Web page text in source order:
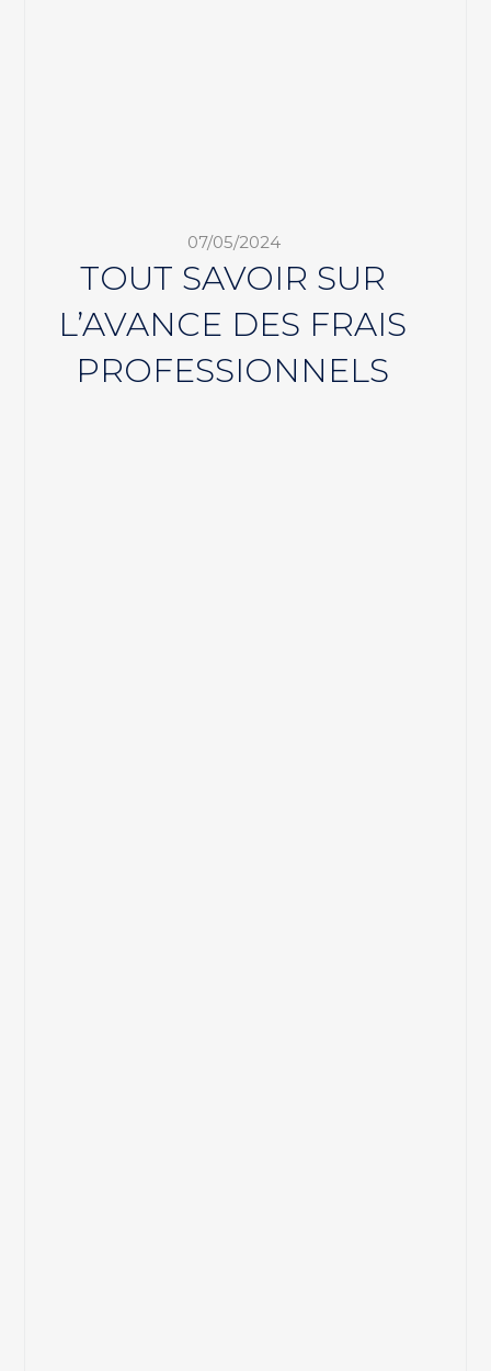
07/05/2024
TOUT SAVOIR SUR
L’AVANCE DES FRAIS
PROFESSIONNELS